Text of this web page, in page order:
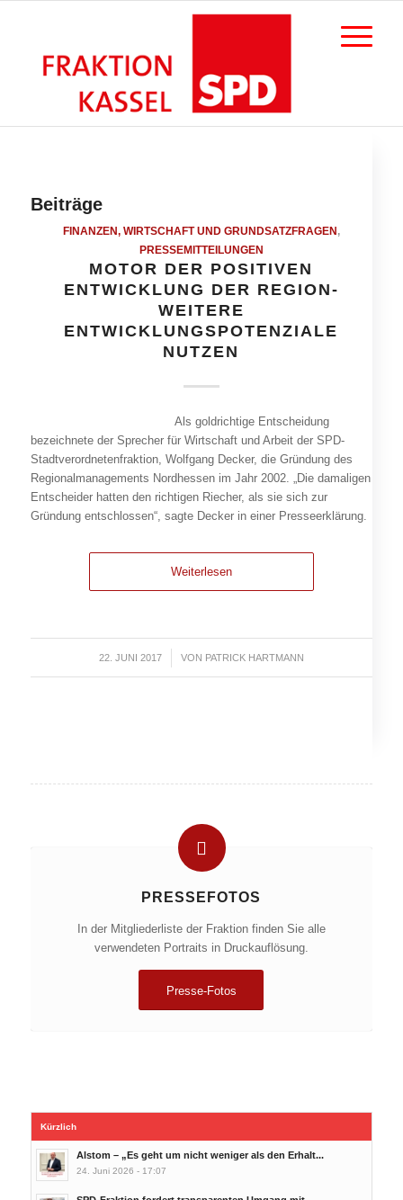
Beiträge
FINANZEN, WIRTSCHAFT UND GRUNDSATZFRAGEN,
PRESSEMITTEILUNGEN
MOTOR DER POSITIVEN
ENTWICKLUNG DER REGION-
WEITERE
ENTWICKLUNGSPOTENZIALE
NUTZEN
Als goldrichtige Entscheidung
bezeichnete der Sprecher für Wirtschaft und Arbeit der SPD-
Stadtverordnetenfraktion, Wolfgang Decker, die Gründung des
Regionalmanagements Nordhessen im Jahr 2002. „Die damaligen
Entscheider hatten den richtigen Riecher, als sie sich zur
Gründung entschlossen“, sagte Decker in einer Presseerklärung.
Weiterlesen
22. JUNI 2017
/ VON PATRICK HARTMANN
PRESSEFOTOS
In der Mitgliederliste der Fraktion finden Sie alle
verwendeten Portraits in Druckauflösung.
Presse-Fotos
Kürzlich
Alstom – „Es geht um nicht weniger als den Erhalt...
24. Juni 2026 - 17:07